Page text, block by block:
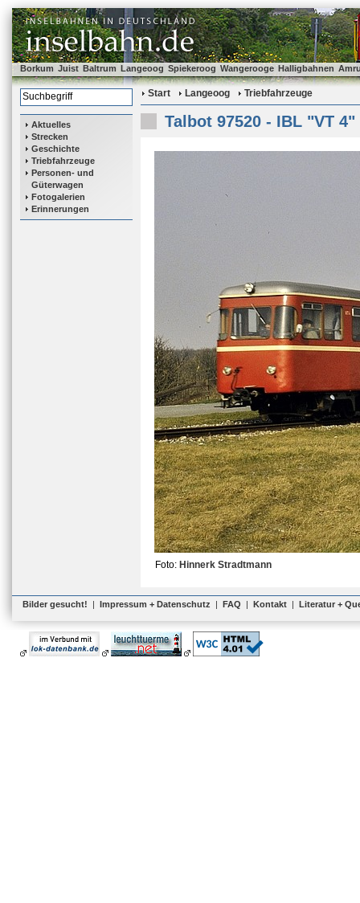
Borkum Juist Baltrum Langeoog Spiekeroog Wangerooge Halligbahnen
Aktuelles
Strecken
Geschichte
Triebfahrzeuge
Personen- und
Güterwagen
Fotogalerien
Erinnerungen
Start Langeoog Triebfahrzeuge
Talbot 97520 - IBL "VT 4"
Foto: Hinnerk Stradtmann
Bilder gesucht! | Impressum + Datenschutz | FAQ | Kontakt | Literatur +